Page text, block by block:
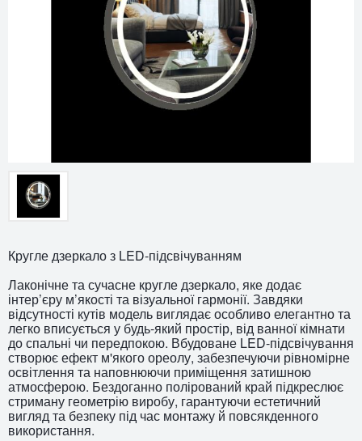
Кругле дзеркало з LED-підсвічуванням
Лаконічне та сучасне кругле дзеркало, яке додає
інтер’єру м’якості та візуальної гармонії. Завдяки
відсутності кутів модель виглядає особливо елегантно та
легко вписується у будь-який простір, від ванної кімнати
до спальні чи передпокою. Вбудоване LED-підсвічування
створює ефект м'якого ореолу, забезпечуючи рівномірне
освітлення та наповнюючи приміщення затишною
атмосферою. Бездоганно полірований край підкреслює
стриману геометрію виробу, гарантуючи естетичний
вигляд та безпеку під час монтажу й повсякденного
використання.